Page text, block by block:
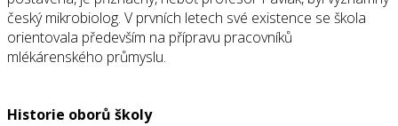
český mikrobiolog. V prvních letech své existence se škola
orientovala především na přípravu pracovníků
mlékárenského průmyslu.
Historie oborů školy